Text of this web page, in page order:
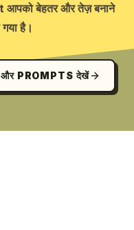
बेहतर और तेज़ बनाने
है।
और PROMPTS देखें